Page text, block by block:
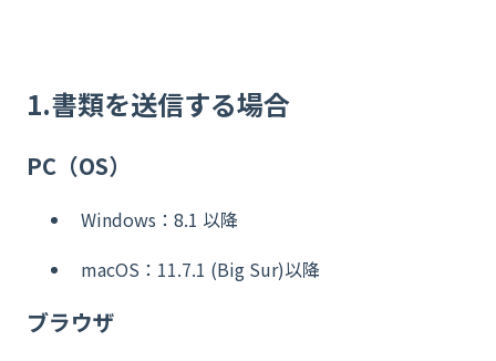
1.書類を送信する場合
PC（OS）
Windows：8.1 以降
macOS：11.7.1 (Big Sur)以降
ブラウザ